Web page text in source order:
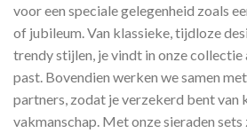
voor een speciale gelegenheid zoals
of jubileum. Van klassieke, tijdloze
trendy stijlen, je vindt in onze collectie
past. Bovendien werken we samen
partners, zodat je verzekerd bent van
vakmanschap. Met onze sieraden